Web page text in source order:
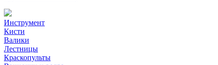
Инструмент
Кисти
Валики
Лестницы
Краскопульты